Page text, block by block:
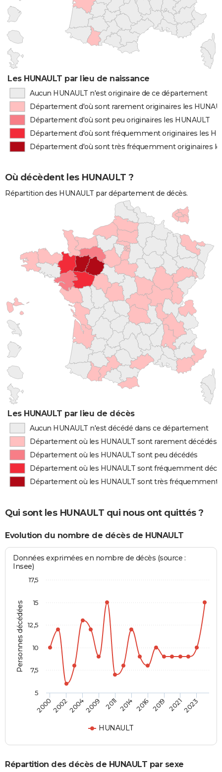
Les HUNAULT par lieu de naissance
Aucun HUNAULT n'est originaire de ce département
Département d'où sont rarement originaires les
Département d'où sont peu originaires les HUNAULT
Département d'où sont fréquemment originaires les
Département d'où sont très fréquemment originaires
Où décèdent les HUNAULT ?
Répartition des HUNAULT par département de décès.
Les HUNAULT par lieu de décès
Aucun HUNAULT n'est décédé dans ce département
Département où les HUNAULT sont rarement décédés
Département où les HUNAULT sont peu décédés
Département où les HUNAULT sont fréquemment
Département où les HUNAULT sont très fréquemment
Qui sont les HUNAULT qui nous ont quittés ?
Evolution du nombre de décès de HUNAULT
Personnes décédées
Données exprimées en nombre de décès (source :
Insee)
HUNAULT
2000200220042009 2011 2014 2016 2019 20212023
5
7,5
10
12,5
15
17,5
Répartition des décès de HUNAULT par sexe